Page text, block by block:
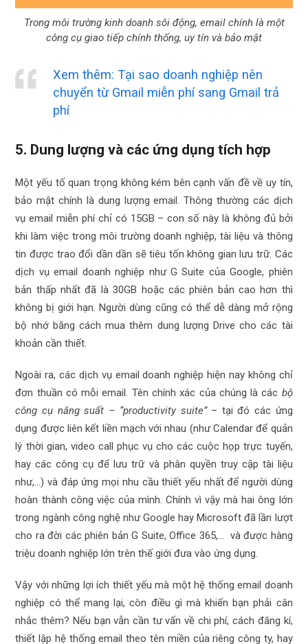
Trong môi trường kinh doanh sôi động, email chính là một
công cụ giao tiếp chính thống, uy tín và bảo mật
Xem thêm: Tại sao doanh nghiệp nên
chuyển từ Gmail miễn phí sang Gmail trả
phí
5. Dung lượng và các ứng dụng tích hợp
Một yếu tố quan trọng không kém bên cạnh vấn đề về uy tín,
bảo mật chính là dung lượng email. Thông thường các dịch
vụ email miễn phí chỉ có 15GB – con số này là không đủ bởi
khi làm việc trong môi trường doanh nghiệp, tài liệu và thông
tin được trao đổi dần dần sẽ tiêu tốn không gian lưu trữ. Các
dịch vụ email doanh nghiệp như G Suite của Google, phiên
bản thấp nhất đã là 30GB hoặc các phiên bản cao hơn thì
không bị giới hạn. Người dùng cũng có thể dễ dàng mở rộng
bộ nhớ bằng cách mua thêm dung lượng Drive cho các tài
khoản cần thiết.
Ngoài ra, các dịch vụ email doanh nghiệp hiện nay không chỉ
đơn thuần có mỗi email. Tên chính xác của chúng là các bộ
công cụ năng suất – “productivity suite”– tại đó các ứng
dụng được liên kết liền mạch với nhau (như Calendar để quản
lý thời gian, video call phục vụ cho các cuộc họp trực tuyến,
hay các công cụ để lưu trữ và phân quyền truy cập tài liệu
như,…) và đáp ứng mọi nhu cầu thiết yếu nhất để người dùng
hoàn thành công việc của mình. Chính vì vậy mà hai ông lớn
trong ngành công nghệ như Google hay Microsoft đã lần lượt
cho ra đời các phiên bản G Suite, Office 365,… và được hàng
triệu doanh nghiệp lớn trên thế giới đưa vào ứng dụng.
Vậy với những lợi ích thiết yếu mà một hệ thống email doanh
nghiệp có thể mang lại, còn điều gì mà khiến bạn phải cân
nhắc thêm? Nếu bạn vẫn cần tư vấn về chi phí, cách đăng kí,
thiết lập hệ thống email theo tên miền của riêng công ty, hay